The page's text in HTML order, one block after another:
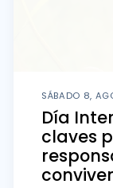
SÁBADO 8,
Día
claves